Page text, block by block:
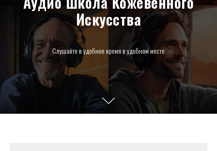
Искусства
Слушайте в удобное время в удобном месте